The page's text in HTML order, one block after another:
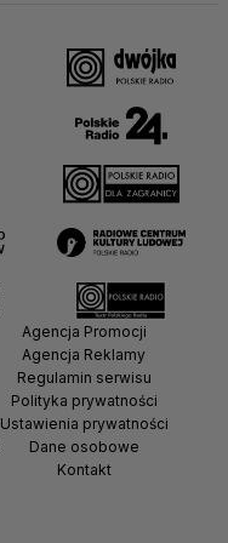
Agencja Promocji
Agencja Reklamy
Regulamin serwisu
Polityka prywatności
Ustawienia prywatności
Dane osobowe
Kontakt